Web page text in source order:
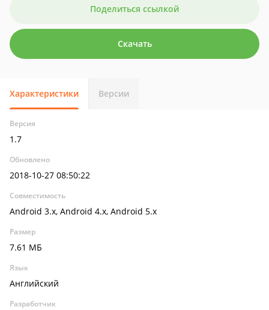
Поделиться ссылкой
Скачать
Характеристики Версии
Версия
1.7
Обновлено
2018-10-27 08:50:22
Совместимость
Android 3.x, Android 4.x, Android 5.x
Размер
7.61 МБ
Язык
Английский
Разработчик